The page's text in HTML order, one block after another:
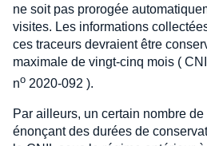
ne soit pas prorogée
visites. Les informations
ces traceurs devraient être
maximale de vingt-cinq mois (
no 2020-092 ).
Par ailleurs, un certain nombre
énonçant des durées de